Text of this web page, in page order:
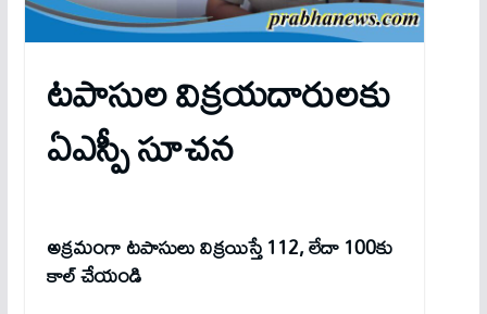
ట‌పాసుల విక్ర‌య‌దారుల‌కు
ఏఎస్పీ సూచ‌న‌
అక్రమంగా టపాసులు విక్రయిస్తే 112, లేదా 100కు
కాల్ చేయండి